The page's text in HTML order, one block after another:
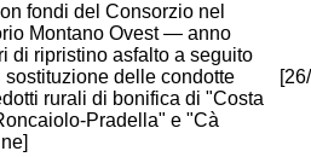
fondi del Consorzio nel
Montano Ovest — anno
di ripristino asfalto a seguito
sostituzione delle condotte
rurali di bonifica di "Costa
Pradella" e "Cà